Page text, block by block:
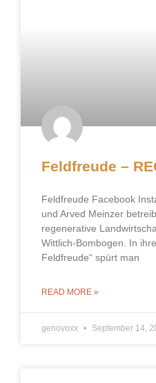
Feldfreude –
Feldfreude Facebook
und Arved Meinzer
regenerative
Wittlich-Bombogen. In
Feldfreude“ spürt man
READ MORE »
genovoxx September 14,